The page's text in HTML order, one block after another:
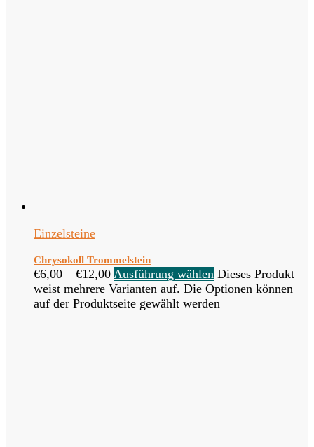
Einzelsteine
Chrysokoll Trommelstein
€6,00 – €12,00 Ausführung wählen Dieses Produkt
weist mehrere Varianten auf. Die Optionen können
auf der Produktseite gewählt werden